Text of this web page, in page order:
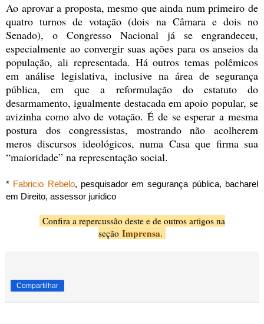
Ao aprovar a proposta, mesmo que ainda num primeiro de
quatro turnos de votação (dois na Câmara e dois no
Senado), o Congresso Nacional já se engrandeceu,
especialmente ao convergir suas ações para os anseios da
população, ali representada. Há outros temas polêmicos
em análise legislativa, inclusive na área de segurança
pública, em que a reformulação do estatuto do
desarmamento, igualmente destacada em apoio popular, se
avizinha como alvo de votação. É de se esperar a mesma
postura dos congressistas, mostrando não acolherem
meros discursos ideológicos, numa Casa que firma sua
“maioridade” na representação social.
* Fabricio Rebelo, pesquisador em segurança pública, bacharel
em Direito, assessor jurídico
Confira a repercussão deste e de outros artigos na
seção Imprensa.
Compartilhar